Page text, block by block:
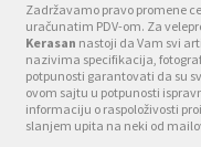
Zadržavamo pravo promene
uračunatim PDV-om. Za
Kerasan nastoji da Vam svi
nazivima specifikacija,
potpunosti garantovati da su
ovom sajtu u potpunosti
informaciju o raspoloživosti
slanjem upita na neki od